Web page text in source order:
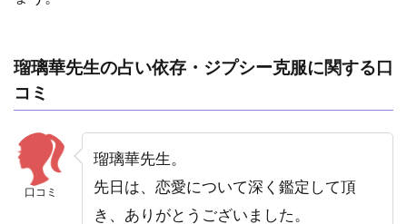
瑠璃華先生の占い依存・ジプシー克服に関する口
コミ
口コミ
瑠璃華先生。
先日は、恋愛について深く鑑定して頂
き、ありがとうございました。